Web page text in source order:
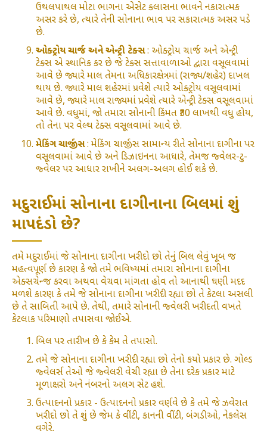
ઉથલપાથલ મોટા ભાગના એસેટ ક્લાસના ભાવને નકારાત્મક
અસર કરે છે, ત્યારે તેની સોનાના ભાવ પર સકારાત્મક અસર પડે
છે.
ઓક્ટ્રોય ચાર્જ અને એન્ટ્રી ટેક્સ: ઓક્ટ્રોય ચાર્જ અને એન્ટ્રી
ટેક્સ એ સ્થાનિક કર છે જે ટેક્સ સત્તાવાળાઓ દ્વારા વસૂલવામાં
આવે છે જ્યારે માલ તેમના અધિકારક્ષેત્રમાં (રાજ્ય/શહેર) દાખલ
થાય છે. જ્યારે માલ શહેરમાં પ્રવેશે ત્યારે ઓક્ટ્રોય વસૂલવામાં
આવે છે, જ્યારે માલ રાજ્યમાં પ્રવેશે ત્યારે એન્ટ્રી ટેક્સ વસૂલવામાં
આવે છે. વધુમાં, જો તમારા સોનાની કિંમત ₹30 લાખથી વધુ હોય,
તો તેના પર વેલ્થ ટેક્સ વસૂલવામાં આવે છે.
મેકિંગ ચાર્જીસ: મેકિંગ ચાર્જીસ સામાન્ય રીતે સોનાના દાગીના પર
વસૂલવામાં આવે છે અને ડિઝાઇનના આધારે, તેમજ જ્વેલર-ટુ-
જ્વેલર પર આધાર રાખીને અલગ-અલગ હોઈ શકે છે.
મદુરાઈમાં સોનાના દાગીનાના બિલમાં શું
માપદંડો છે?
તમે મદુરાઈમાં જે સોનાના દાગીના ખરીદો છો તેનું બિલ લેવું ખૂબ જ
મહત્વપૂર્ણ છે કારણ કે જો તમે ભવિષ્યમાં તમારા સોનાના દાગીના
એક્સચેન્જ કરવા અથવા વેચવા માંગતા હોવ તો આનાથી ઘણી મદદ
મળશે કારણ કે તમે જે સોનાના દાગીના ખરીદી રહ્યા છો તે કેટલા અસલી
છે તે સાબિતી આપે છે. તેથી, તમારે સોનાની જ્વેલરી ખરીદતી વખતે
કેટલાક પરિમાણો તપાસવા જોઈએ.
બિલ પર તારીખ છે કે કેમ તે તપાસો.
તમે જે સોનાના દાગીના ખરીદી રહ્યા છો તેનો કયો પ્રકાર છે. ગોલ્ડ
જ્વેલર્સ તેઓ જે જ્વેલરી વેચી રહ્યા છે તેના દરેક પ્રકાર માટે
મૂળાક્ષરો અને નંબરનો અલગ સેટ હશે.
ઉત્પાદનનો પ્રકાર - ઉત્પાદનનો પ્રકાર વર્ણવે છે કે તમે જે ઝવેરાત
ખરીદો છો તે શું છે જેમ કે વીંટી, કાનની વીંટી, બંગડીઓ, નેકલેસ
વગેરે.